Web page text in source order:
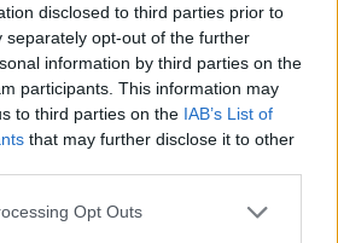
disclosed to third parties prior to
separately opt-out of the further
information by third parties on the
participants. This information may
to third parties on the IAB’s List of
that may further disclose it to other
Opt Outs
külföldre, az utazások száma 12%-
évit. Ráadásul a több napra
es markáns visszaesést követően -
ban 15%-kal. Ha megnézzük...
hírarchívumához